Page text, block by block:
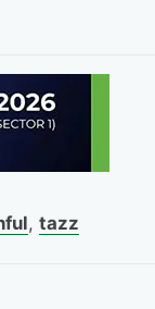
, tazz